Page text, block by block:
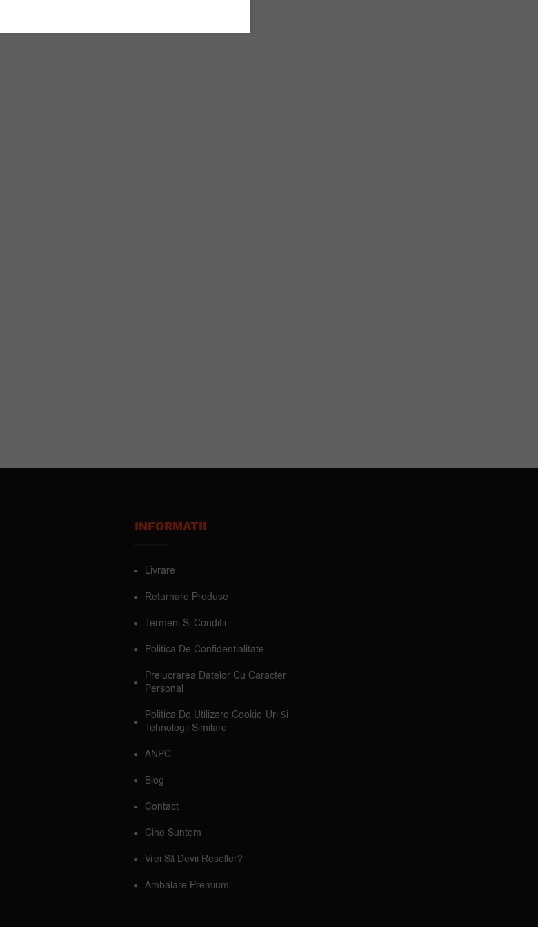
INFORMATII
Livrare
Returnare Produse
Termeni Si Conditii
Politica De Confidentialitate
Prelucrarea Datelor Cu Caracter
Personal
Politica De Utilizare Cookie-Uri Și
Tehnologii Similare
ANPC
Blog
Contact
Cine Suntem
Vrei Să Devii Reseller?
Ambalare Premium